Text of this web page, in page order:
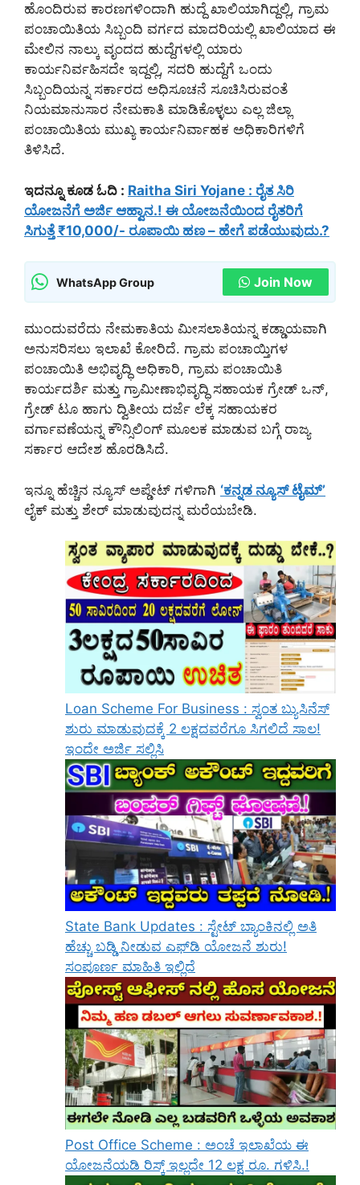
ಹೊಂದಿರುವ ಕಾರಣಗಳಿಂದಾಗಿ ಹುದ್ದೆ ಖಾಲಿಯಾಗಿದ್ದಲ್ಲಿ, ಗ್ರಾಮ
ಪಂಚಾಯಿತಿಯ ಸಿಬ್ಬಂದಿ ವರ್ಗದ ಮಾದರಿಯಲ್ಲಿ ಖಾಲಿಯಾದ ಈ
ಮೇಲಿನ ನಾಲ್ಕು ವೃಂದದ ಹುದ್ದೆಗಳಲ್ಲಿ ಯಾರು
ಕಾರ್ಯನಿರ್ವಹಿಸದೇ ಇದ್ದಲ್ಲಿ, ಸದರಿ ಹುದ್ದೆಗೆ ಒಂದು
ಸಿಬ್ಬಂದಿಯನ್ನ ಸರ್ಕಾರದ ಅಧಿಸೂಚನೆ ಸೂಚಿಸಿರುವಂತೆ
ನಿಯಮಾನುಸಾರ ನೇಮಕಾತಿ ಮಾಡಿಕೊಳ್ಳಲು ಎಲ್ಲ ಜಿಲ್ಲಾ
ಪಂಚಾಯಿತಿಯ ಮುಖ್ಯ ಕಾರ್ಯನಿರ್ವಾಹಕ ಅಧಿಕಾರಿಗಳಿಗೆ
ತಿಳಿಸಿದೆ.
ಇದನ್ನೂ ಕೂಡ ಓದಿ : Raitha Siri Yojane : ರೈತ ಸಿರಿ
ಯೋಜನೆಗೆ ಅರ್ಜಿ ಆಹ್ವಾನ.! ಈ ಯೋಜನೆಯಿಂದ ರೈತರಿಗೆ
ಸಿಗುತ್ತೆ ₹10,000/- ರೂಪಾಯಿ ಹಣ – ಹೇಗೆ ಪಡೆಯುವುದು.?
WhatsApp Group Join Now
ಮುಂದುವರೆದು ನೇಮಕಾತಿಯ ಮೀಸಲಾತಿಯನ್ನ ಕಡ್ಡಾಯವಾಗಿ
ಅನುಸರಿಸಲು ಇಲಾಖೆ ಕೋರಿದೆ. ಗ್ರಾಮ ಪಂಚಾಯ್ತಿಗಳ
ಪಂಚಾಯಿತಿ ಅಭಿವೃದ್ಧಿ ಅಧಿಕಾರಿ, ಗ್ರಾಮ ಪಂಚಾಯಿತಿ
ಕಾರ್ಯದರ್ಶಿ ಮತ್ತು ಗ್ರಾಮೀಣಾಭಿವೃದ್ಧಿ ಸಹಾಯಕ ಗ್ರೇಡ್ ಒನ್,
ಗ್ರೇಡ್ ಟೂ ಹಾಗು ದ್ವಿತೀಯ ದರ್ಜೆ ಲೆಕ್ಕ ಸಹಾಯಕರ
ವರ್ಗಾವಣೆಯನ್ನ ಕೌನ್ಸಿಲಿಂಗ್ ಮೂಲಕ ಮಾಡುವ ಬಗ್ಗೆ ರಾಜ್ಯ
ಸರ್ಕಾರ ಆದೇಶ ಹೊರಡಿಸಿದೆ.
ಇನ್ನೂ ಹೆಚ್ಚಿನ ನ್ಯೂಸ್ ಅಪ್ಡೇಟ್ ಗಳಿಗಾಗಿ ‘ಕನ್ನಡ ನ್ಯೂಸ್ ಟೈಮ್’
ಲೈಕ್ ಮತ್ತು ಶೇರ್ ಮಾಡುವುದನ್ನ ಮರೆಯಬೇಡಿ.
Loan Scheme For Business : ಸ್ವಂತ ಬ್ಯುಸಿನೆಸ್
ಶುರು ಮಾಡುವುದಕ್ಕೆ 2 ಲಕ್ಷದವರೆಗೂ ಸಿಗಲಿದೆ ಸಾಲ!
ಇಂದೇ ಅರ್ಜಿ ಸಲ್ಲಿಸಿ
State Bank Updates : ಸ್ಟೇಟ್ ಬ್ಯಾಂಕಿನಲ್ಲಿ ಅತಿ
ಹೆಚ್ಚು ಬಡ್ಡಿ ನೀಡುವ ಎಫ್‌ಡಿ ಯೋಜನೆ ಶುರು!
ಸಂಪೂರ್ಣ ಮಾಹಿತಿ ಇಲ್ಲಿದೆ
Post Office Scheme : ಅಂಚೆ ಇಲಾಖೆಯ ಈ
ಯೋಜನೆಯಡಿ ರಿಸ್ಕ್‌ ಇಲ್ಲದೇ 12 ಲಕ್ಷ ರೂ. ಗಳಿಸಿ.!